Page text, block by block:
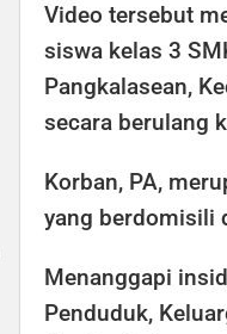
Video tersebut
siswa kelas 3
Pangkalasean,
secara berulang
Korban, PA,
yang berdomisili
Menanggapi
Penduduk,